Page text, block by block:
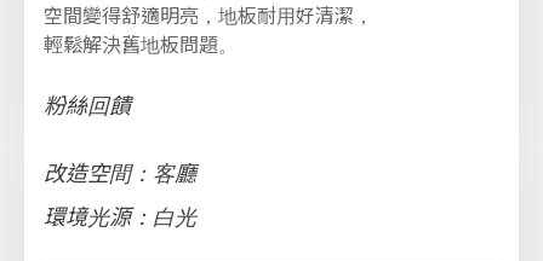
空間變得舒適明亮，地板耐用好清潔，
輕鬆解決舊地板問題。
粉絲回饋
改造空間：客廳
環境光源：白光